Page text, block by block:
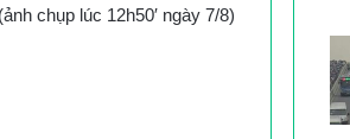
chụp lúc 12h50′ ngày 7/8)